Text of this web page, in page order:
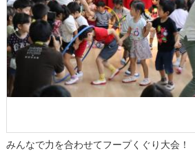
みんなで力を合わせてフープくぐり大会！